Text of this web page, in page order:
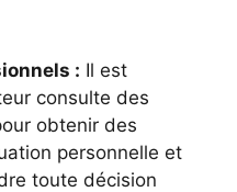
: Il est
consulte des
obtenir des
personnelle et
toute décision